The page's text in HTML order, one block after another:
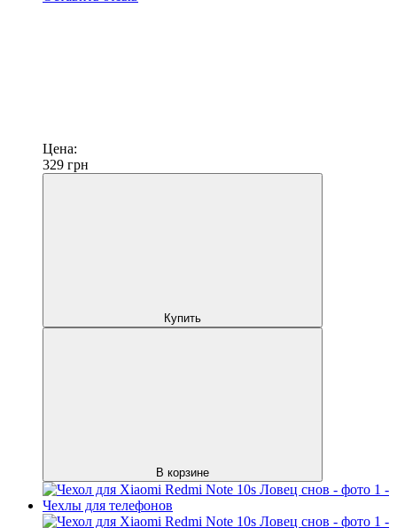
Цена:
329 грн
Купить
В корзине